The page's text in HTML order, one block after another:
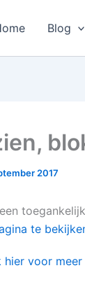
Blog
2017
te
hier voor